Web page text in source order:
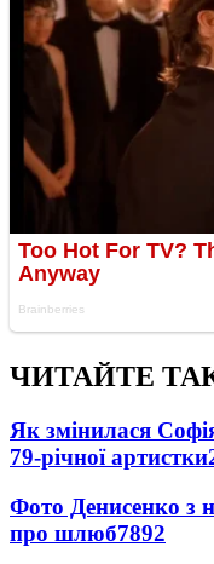
ЧИТАЙТЕ
Як змінилася
79-річної артистки
Фото Денисенко з
про шлюб7892